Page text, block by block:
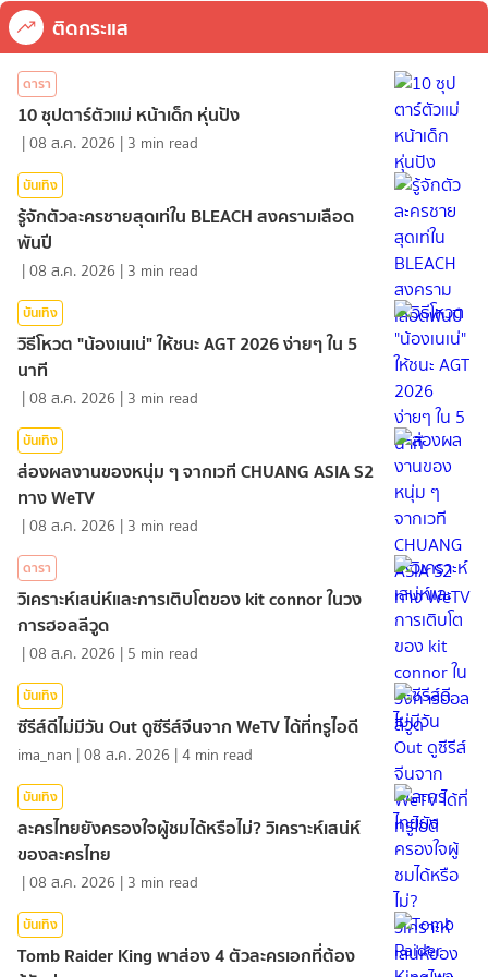
ติดกระแส
ดารา
10 ซุปตาร์ตัวแม่ หน้าเด็ก หุ่นปัง
|08 ส.ค. 2026 | 3 min read
บันเทิง
รู้จักตัวละครชายสุดเท่ใน BLEACH สงครามเลือด
พันปี
|08 ส.ค. 2026 | 3 min read
บันเทิง
วิธีโหวต "น้องเนเน่" ให้ชนะ AGT 2026 ง่ายๆ ใน 5
นาที
|08 ส.ค. 2026 | 3 min read
บันเทิง
ส่องผลงานของหนุ่ม ๆ จากเวที CHUANG ASIA S2
ทาง WeTV
|08 ส.ค. 2026 | 3 min read
ดารา
วิเคราะห์เสน่ห์และการเติบโตของ kit connor ในวง
การฮอลลีวูด
|08 ส.ค. 2026 | 5 min read
บันเทิง
ซีรีส์ดีไม่มีวัน Out ดูซีรีส์จีนจาก WeTV ได้ที่ทรูไอดี
ima_nan |08 ส.ค. 2026 |4 min read
บันเทิง
ละครไทยยังครองใจผู้ชมได้หรือไม่? วิเคราะห์เสน่ห์
ของละครไทย
|08 ส.ค. 2026 | 3 min read
บันเทิง
Tomb Raider King พาส่อง 4 ตัวละครเอกที่ต้อง